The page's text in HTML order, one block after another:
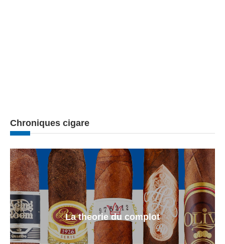
Chroniques cigare
La theorie du complot